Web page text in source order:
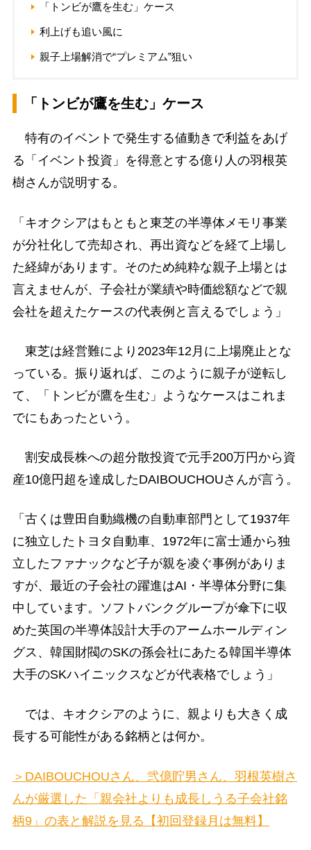
「トンビが鷹を生む」ケース
利上げも追い風に
親子上場解消で“プレミアム”狙い
「トンビが鷹を生む」ケース
特有のイベントで発生する値動きで利益をあげ
る「イベント投資」を得意とする億り人の羽根英
樹さんが説明する。
「キオクシアはもともと東芝の半導体メモリ事業
が分社化して売却され、再出資などを経て上場し
た経緯があります。そのため純粋な親子上場とは
言えませんが、子会社が業績や時価総額などで親
会社を超えたケースの代表例と言えるでしょう」
東芝は経営難により2023年12月に上場廃止とな
っている。振り返れば、このように親子が逆転し
て、「トンビが鷹を生む」ようなケースはこれま
でにもあったという。
割安成長株への超分散投資で元手200万円から資
産10億円超を達成したDAIBOUCHOUさんが言う。
「古くは豊田自動織機の自動車部門として1937年
に独立したトヨタ自動車、1972年に富士通から独
立したファナックなど子が親を凌ぐ事例がありま
すが、最近の子会社の躍進はAI・半導体分野に集
中しています。ソフトバンクグループが傘下に収
めた英国の半導体設計大手のアームホールディン
グス、韓国財閥のSKの孫会社にあたる韓国半導体
大手のSKハイニックスなどが代表格でしょう」
では、キオクシアのように、親よりも大きく成
長する可能性がある銘柄とは何か。
＞DAIBOUCHOUさん、弐億貯男さん、羽根英樹さ
んが厳選した「親会社よりも成長しうる子会社銘
柄9」の表と解説を見る【初回登録月は無料】